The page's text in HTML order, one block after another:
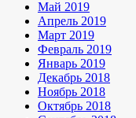
Май 2019
Апрель 2019
Март 2019
Февраль 2019
Январь 2019
Декабрь 2018
Ноябрь 2018
Октябрь 2018